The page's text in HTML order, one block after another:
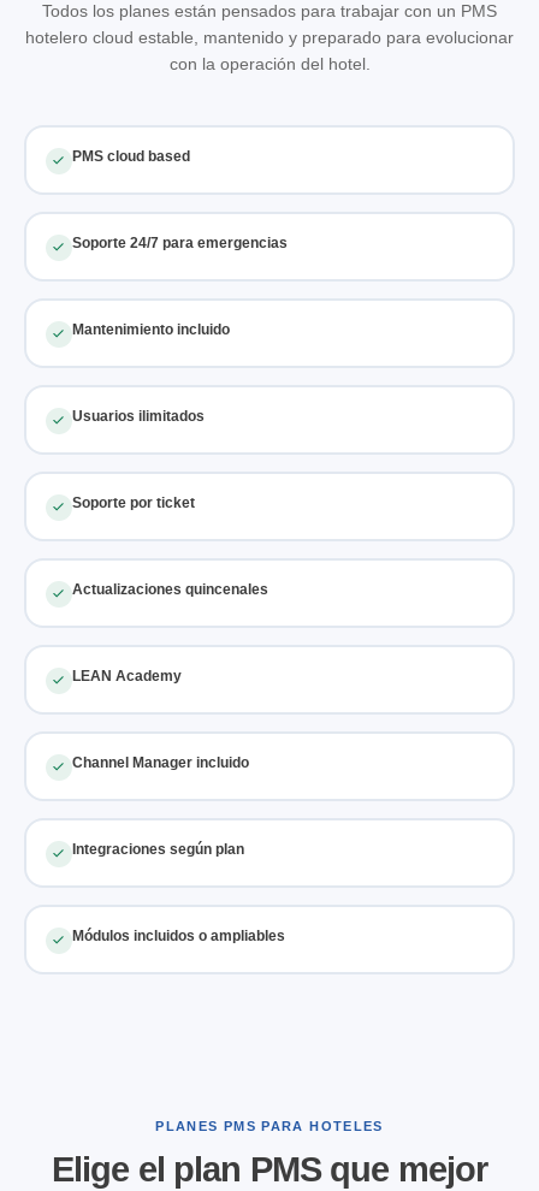
Todos los planes están pensados para trabajar con un PMS
hotelero cloud estable, mantenido y preparado para evolucionar
con la operación del hotel.
PMS cloud based
Soporte 24/7 para emergencias
Mantenimiento incluido
Usuarios ilimitados
Soporte por ticket
Actualizaciones quincenales
LEAN Academy
Channel Manager incluido
Integraciones según plan
Módulos incluidos o ampliables
PLANES PMS PARA HOTELES
Elige el plan PMS que mejor